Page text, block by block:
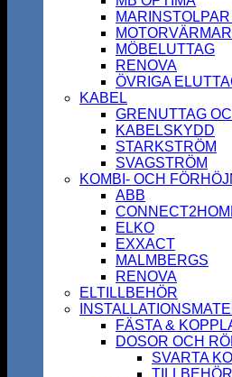
MÖBELUTTAG
RENOVA
ÖVRIGA
KABEL
GRENUTTAG
KABELSKYDD
STARKSTRÖM
SVAGSTRÖM
KOMBI- OCH
ABB
ELKO
EXXACT
MALMBERGS
RENOVA
ELTILLBEHÖR
FÄSTA &
DOSOR OCH
SVARTA